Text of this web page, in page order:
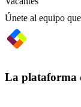
Únete al equipo
La plataforma